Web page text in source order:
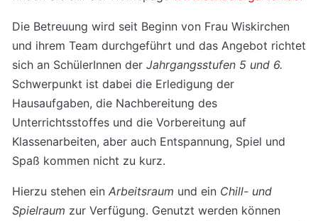
Die Betreuung wird seit Beginn von Frau Wiskirchen
und ihrem Team durchgeführt und das Angebot richtet
sich an SchülerInnen der Jahrgangsstufen 5 und 6.
Schwerpunkt ist dabei die Erledigung der
Hausaufgaben, die Nachbereitung des
Unterrichtsstoffes und die Vorbereitung auf
Klassenarbeiten, aber auch Entspannung, Spiel und
Spaß kommen nicht zu kurz.
Hierzu stehen ein Arbeitsraum und ein Chill- und
Spielraum zur Verfügung. Genutzt werden können